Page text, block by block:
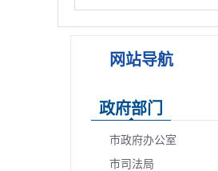
网站导航
政府部门
市政府办公室
市司法局